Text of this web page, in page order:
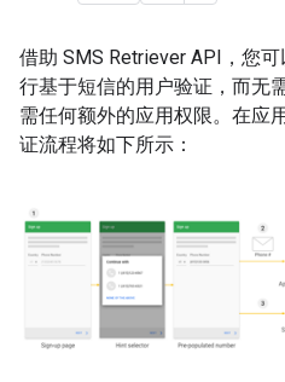
借助 SMS Retriever API，您
行基于短信的用户验证，而无
需任何额外的应用权限。在应
证流程将如下所示：